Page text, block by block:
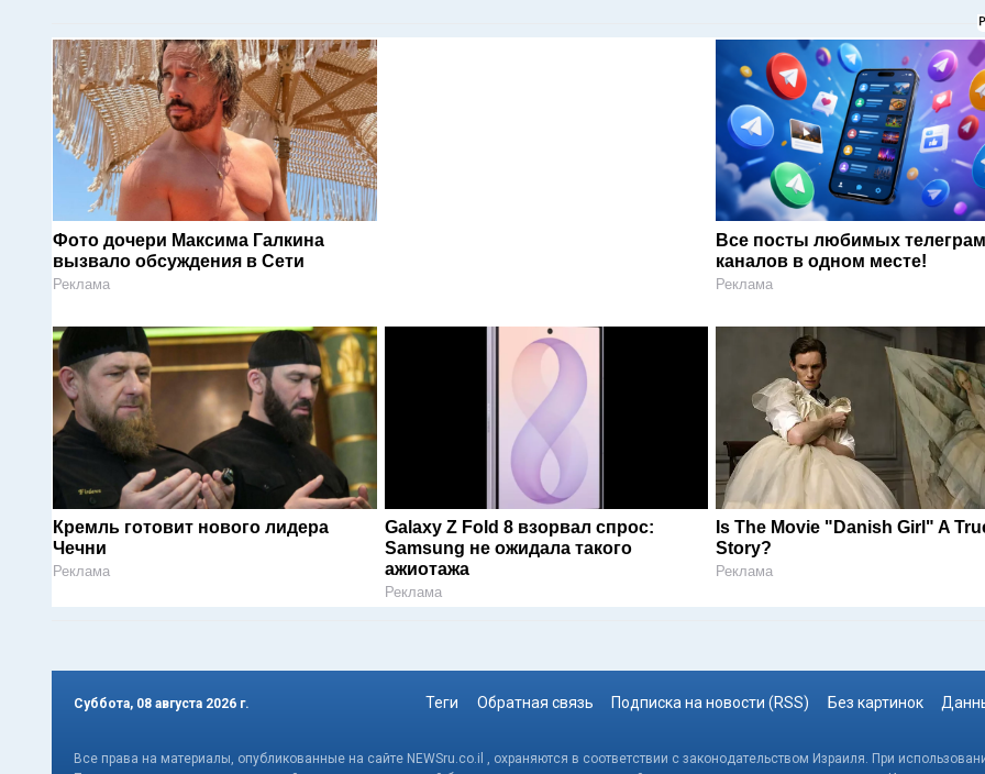
Фото дочери Максима Галкина
вызвало обсуждения в Сети
Реклама
Все посты любимых
каналов в одном месте!
Реклама
Кремль готовит нового лидера
Чечни
Реклама
Galaxy Z Fold 8 взорвал спрос:
Samsung не ожидала такого
ажиотажа
Реклама
Is The Movie "Danish Girl" A
Story?
Реклама
Суббота, 08 августа 2026 г. Теги Обратная связь Подписка на новости (RSS) Без картинок
Все права на материалы, опубликованные на сайте NEWSru.co.il , охраняются в соответствии с законодательством Израиля. При